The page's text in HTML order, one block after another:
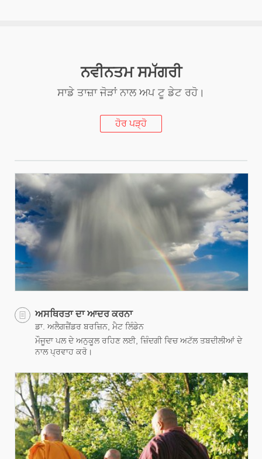
ਨਵੀਨਤਮ ਸਮੱਗਰੀ
ਸਾਡੇ ਤਾਜ਼ਾ ਜੋੜਾਂ ਨਾਲ ਅਪ ਟੂ ਡੇਟ ਰਹੋ।
ਹੋਰ ਪੜ੍ਹੋ
ਅਸਥਿਰਤਾ ਦਾ ਆਦਰ ਕਰਨਾ
ਡਾ. ਅਲੈਗਜ਼ੈਂਡਰ ਬਰਜ਼ਿਨ, ਮੈਟ ਲਿੰਡੇਨ
ਮੌਜੂਦਾ ਪਲ ਦੇ ਅਨੁਕੂਲ ਰਹਿਣ ਲਈ, ਜ਼ਿੰਦਗੀ ਵਿਚ ਅਟੱਲ ਤਬਦੀਲੀਆਂ ਦੇ
ਨਾਲ ਪ੍ਰਵਾਹ ਕਰੋ।